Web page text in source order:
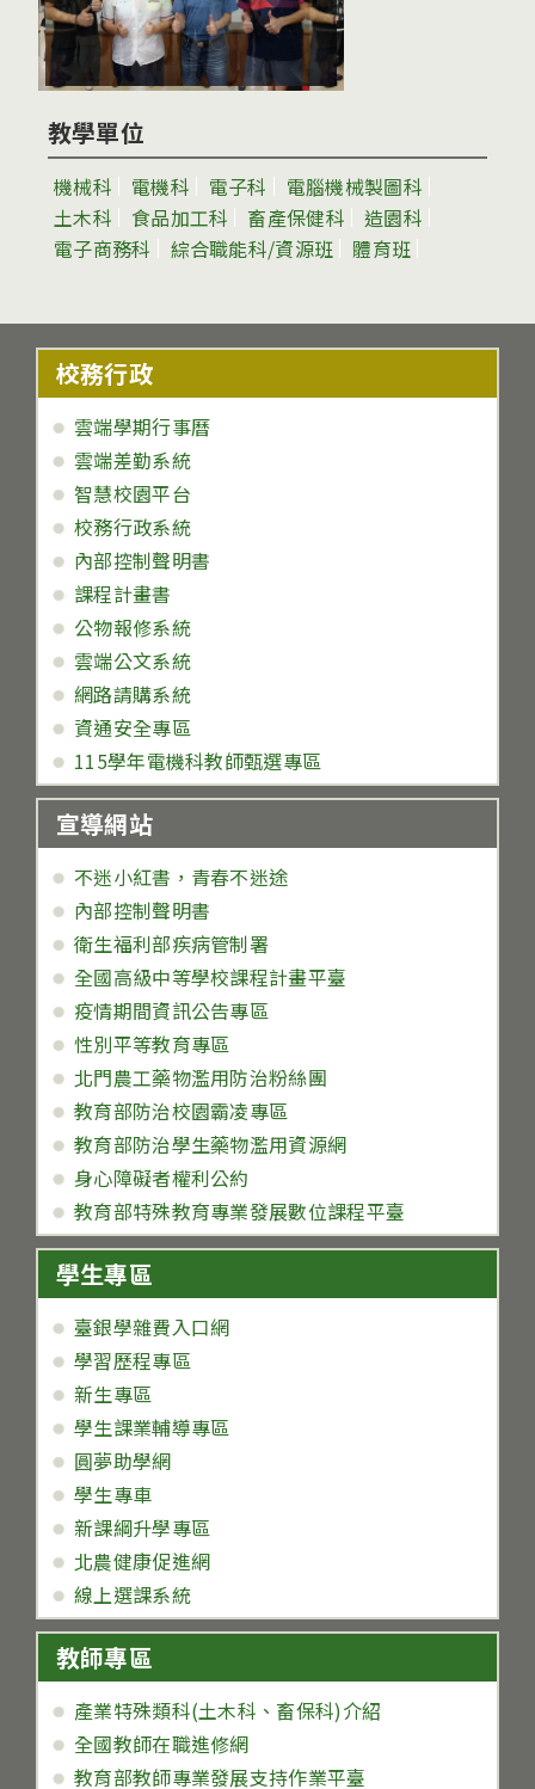
教學單位
機械科 電機科 電子科
電腦機械製圖科
土木科
食品加工科 畜產保健科
造園科
電子商務科
綜合職能科/資源班 體育班
校務行政
雲端學期行事曆
雲端差勤系統
智慧校園平台
校務行政系統
內部控制聲明書
課程計畫書
公物報修系統
雲端公文系統
網路請購系統
資通安全專區
115學年電機科教師甄選專區
宣導網站
不迷小紅書，青春不迷途
內部控制聲明書
衛生福利部疾病管制署
全國高級中等學校課程計畫平臺
疫情期間資訊公告專區
性別平等教育專區
北門農工藥物濫用防治粉絲團
教育部防治校園霸凌專區
教育部防治學生藥物濫用資源網
身心障礙者權利公約
教育部特殊教育專業發展數位課程平臺
學生專區
臺銀學雜費入口網
學習歷程專區
新生專區
學生課業輔導專區
圓夢助學網
學生專車
新課綱升學專區
北農健康促進網
線上選課系統
教師專區
產業特殊類科(土木科、畜保科)介紹
全國教師在職進修網
教育部教師專業發展支持作業平臺